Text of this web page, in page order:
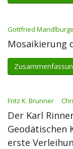
Gottfried
Mosaikierung
Fritz K. Brunner
Der Karl
Geodätischen
erste